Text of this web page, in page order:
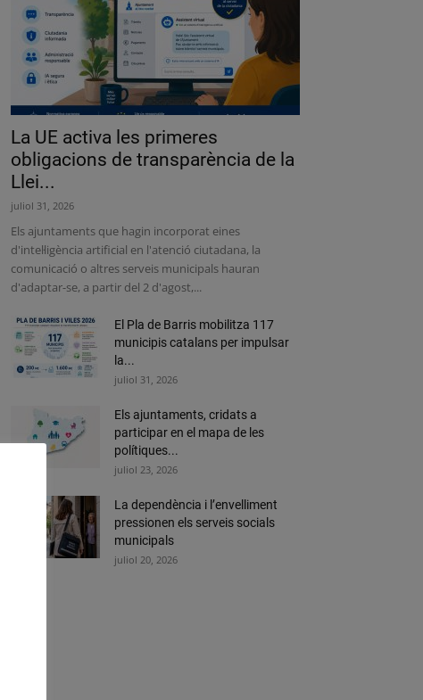
La UE activa les primeres
obligacions de transparència de la
Llei...
juliol 31, 2026
Els ajuntaments que hagin incorporat eines
d'intel·ligència artificial en l'atenció ciutadana, la
comunicació o altres serveis municipals hauran
d'adaptar-se, a partir del 2 d'agost,...
El Pla de Barris mobilitza 117
municipis catalans per impulsar
la...
juliol 31, 2026
Els ajuntaments, cridats a
participar en el mapa de les
polítiques...
juliol 23, 2026
La dependència i l’envelliment
pressionen els serveis socials
municipals
juliol 20, 2026